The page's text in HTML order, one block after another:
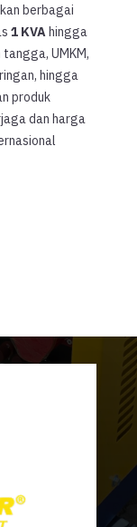
berbagai
1 KVAhingga
UMKM,
hingga
produk
dan harga